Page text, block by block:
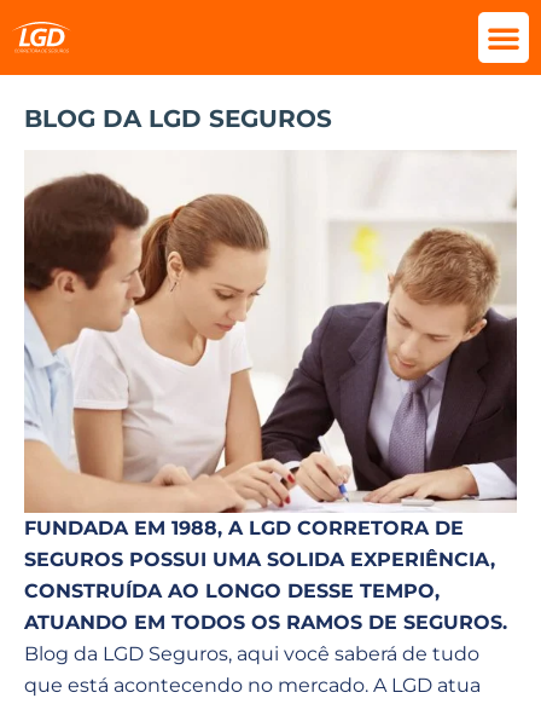
BLOG DA LGD SEGUROS
FUNDADA EM 1988, A LGD CORRETORA DE
SEGUROS POSSUI UMA SOLIDA EXPERIÊNCIA,
CONSTRUÍDA AO LONGO DESSE TEMPO,
ATUANDO EM TODOS OS RAMOS DE SEGUROS.
Blog da LGD Seguros, aqui você saberá de tudo
que está acontecendo no mercado. A LGD atua